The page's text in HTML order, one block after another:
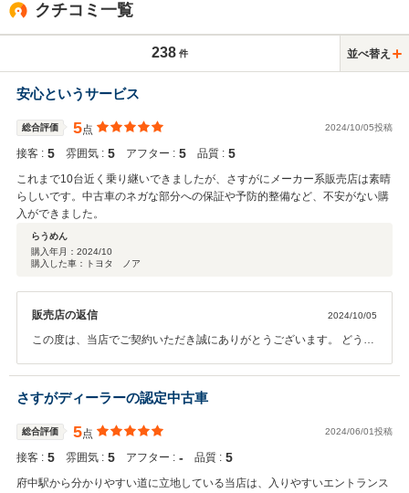
クチコミ一覧
238 件 並べ替え
安心というサービス
総合評価 5点 2024/10/05投稿
接客 : 5 雰囲気 : 5 アフター : 5 品質 : 5
これまで10台近く乗り継いできましたが、さすがにメーカー系販売店は素晴
らしいです。中古車のネガな部分への保証や予防的整備など、不安がない購
入ができました。
らうめん
購入年月： 2024/10
購入した車：トヨタ ノア
販売店の返信 2024/10/05
この度は、当店でご契約いただき誠にありがとうございます。 どうし
してお乗りいただけるようご案内したいと思います。 今後ともよろし
くお願いいたします。
さすがディーラーの認定中古車
総合評価 5点 2024/06/01投稿
接客 : 5 雰囲気 : 5 アフター : ‐ 品質 : 5
府中駅から分かりやすい道に立地している当店は、入りやすいエントランス